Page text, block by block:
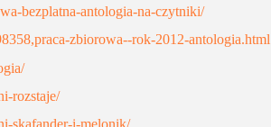
bezplatna-antologia-na-czytniki/
zbiorowa--rok-2012-antologia.html
rozstaje/